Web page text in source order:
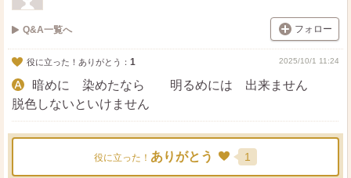
Q&A一覧へ フォロー
役に立った！ありがとう： 1 2025/10/1 11:24
暗めに 染めたなら 明るめには 出来ません
脱色しないといけません
役に立った！ ありがとう 1